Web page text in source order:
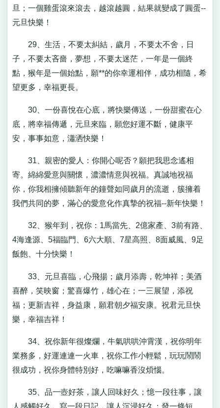
旦；一個雞蛋滾來滾去，越滾越圓，結果就變成了圓蛋--
元旦快樂！
29、生活，不要太糾結，歲月，不要太不舍，日
子，不要太吝嗇，夢想，不要太迷茫，一年是一個終
點，猴年是一個始點，願**的你幸運相伴，成功相隨，希
望更多，幸福更長。
30、一份喜悅在心底，將快樂傳送，一份甜蜜在心
底，將幸福傳遞，元旦來臨，願您好運不斷，健康平
安，事事如意，瀟洒快樂！
31、親密的愛人：你開心呢否？願把我思念遙相
寄。綿綿愛意與關懷，濃濃情意與祝福。真誠地祝福
你，你我相擁傾聽新年的鐘聲如同歲月的流逝，簇擁着
我們共同的夢，滿心的愛意化作真摯的祝福--新年快樂！
32、猴年到，祝你：1馬當先、2億家產、3前有路、
4海逢源、5福臨門、6六大順、7星高照、8面威風、9足
飯飽、十分快樂！
33、元旦喜臨，心飛揚；歲月添壽，乾坤祥；美酒
喜醉，笑映窗；驚喜爆竹，雄心在；一三展望，添祝
福；更新吉祥，身益康，願君朝夕福安康。祝君元旦快
樂，幸福吉祥！
34、祝你新年很燦爛，牛氣哄哄沖霄漢，祝你明年
業務多，好運連連一火車，祝你工作小輕鬆，玩玩鬧鬧
很成功，祝你身體特別好，吃嘛嘛香沒煩惱。
35、品一壺好茶，讓人回味好久；憶一段往事，讓